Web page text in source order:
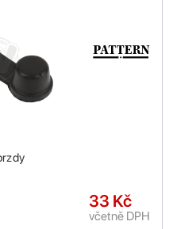
33 Kč
včetně DPH